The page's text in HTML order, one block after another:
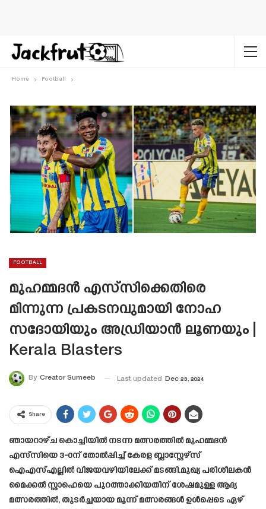
Home Football
FOOTBALL
മുഹമ്മദൻ എസ്‌സിക്കെതിരെ
മിന്നുന്ന പ്രകടനവുമായി നോഹ
സദോയിയും അഡ്രിയാൻ ലൂണയും |
Kerala Blasters
By Creator Sumeeb Last updated Dec 23, 2024
Share
ഞായറാഴ്ച കൊച്ചിയിൽ നടന്ന മത്സരത്തിൽ മുഹമ്മദൻ
എസ്‌സിയെ 3-0ന് തോൽപ്പിച്ച് കേരള ബ്ലാസ്റ്റേഴ്‌സ്
ഐഎസ്എല്ലിൽ വിജയവഴിയിലേക്ക് മടങ്ങി.മുഖ്യ പരിശീലകൻ
മൈക്കൽ സ്റ്റാഹെയെ പുറത്താക്കിയതിന് ശേഷമുള്ള ആദ്യ
മത്സരത്തിൽ, തുടർച്ചയായ മൂന്ന് മത്സരങ്ങൾ ഉൾപ്പെടെ ഏഴ്